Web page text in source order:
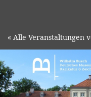
« Alle Veranstaltungen